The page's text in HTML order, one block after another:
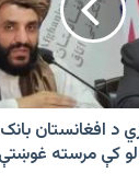
د افغانستان
کې مرسته غوښتې